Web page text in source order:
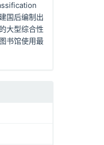
国后编制出
大型综合性
书馆使用最